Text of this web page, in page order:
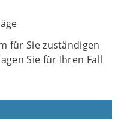
für Sie zuständigen
Sie für Ihren Fall